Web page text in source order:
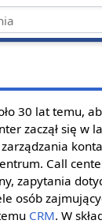
30 lat temu,
zaczął się w
Call
zapytania
osób
CRM. W